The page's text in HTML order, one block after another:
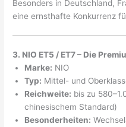
Besonders in Deutschland,
eine ernsthafte Konkurrenz
3. NIO ET5 / ET7 – Die
Marke: NIO
Typ: Mittel- und
Reichweite: bis zu
chinesischem Standard)
Besonderheiten: